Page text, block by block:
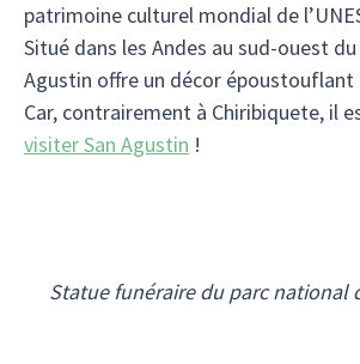
patrimoine culturel mondial de
Situé dans les Andes au sud-ouest du
Agustin offre un décor époustouflant
Car, contrairement à Chiribiquete, il
visiter San Agustin !
Statue funéraire du parc national